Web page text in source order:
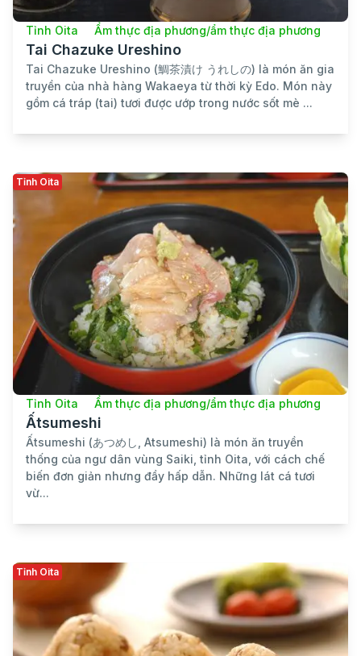
Tỉnh Oita Ẩm thực địa phương/ẩm thực địa phương
Tai Chazuke Ureshino
Tai Chazuke Ureshino (鯛茶漬け うれしの) là món ăn gia
truyền của nhà hàng Wakaeya từ thời kỳ Edo. Món này
gồm cá tráp (tai) tươi được ướp trong nước sốt mè ...
Tỉnh Oita
Tỉnh Oita Ẩm thực địa phương/ẩm thực địa phương
Ấtsumeshi
Ấtsumeshi (あつめし, Atsumeshi) là món ăn truyền
thống của ngư dân vùng Saiki, tỉnh Oita, với cách chế
biến đơn giản nhưng đầy hấp dẫn. Những lát cá tươi
vừ...
Tỉnh Oita